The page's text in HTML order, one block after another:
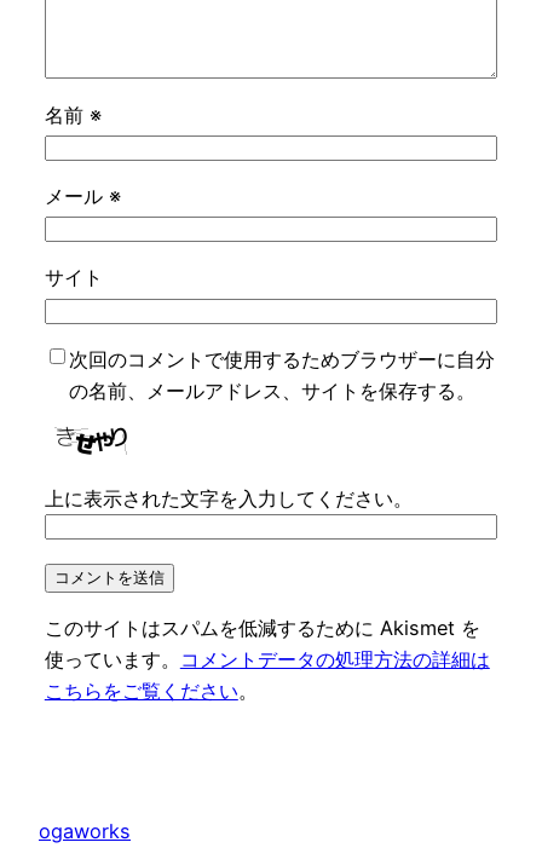
名前 ※
メール ※
サイト
次回のコメントで使用するためブラウザーに自分
の名前、メールアドレス、サイトを保存する。
上に表示された文字を入力してください。
このサイトはスパムを低減するために Akismet を
使っています。
コメントデータの処理方法の詳細は
こちらをご覧ください。
ogaworks